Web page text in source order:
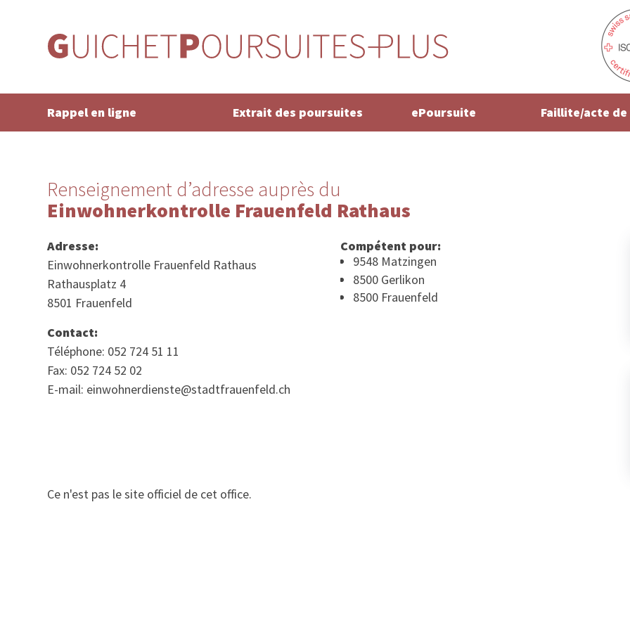
Rappel en ligne Extrait des poursuites ePoursuite Faillite/acte
Renseignement d’adresse auprès du
Einwohnerkontrolle Frauenfeld Rathaus
Adresse:
Einwohnerkontrolle Frauenfeld Rathaus
Rathausplatz 4
8501 Frauenfeld
Contact:
Téléphone: 052 724 51 11
Fax: 052 724 52 02
E-mail: einwohnerdienste@stadtfrauenfeld.ch
Compétent pour:
9548 Matzingen
8500 Gerlikon
8500 Frauenfeld
Ce n'est pas le site officiel de cet office.